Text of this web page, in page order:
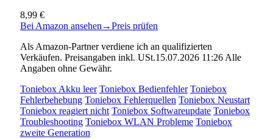
8,99 €
Bei Amazon ansehen →Preis prüfen
Als Amazon-Partner verdiene ich an qualifizierten
Verkäufen. Preisangaben inkl. USt.15.07.2026 11:26 Alle
Angaben ohne Gewähr.
Toniebox Akku leer Toniebox Bedienfehler Toniebox
Fehlerbehebung Toniebox Fehlerquellen Toniebox Neustart
Toniebox reagiert nicht Toniebox Softwareupdate Toniebox
Troubleshooting Toniebox WLAN Probleme Toniebox
zweite Generation